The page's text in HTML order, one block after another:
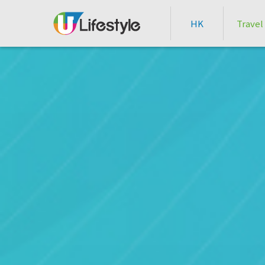
HK Travel